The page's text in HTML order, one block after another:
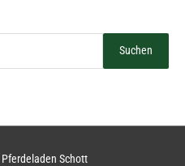
Suchen
Pferdeladen Schott